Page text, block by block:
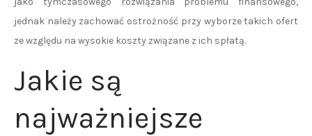
jednak należy zachować ostrożność przy wyborze takich ofert
ze względu na wysokie koszty związane z ich spłatą.
Jakie są
najważniejsze